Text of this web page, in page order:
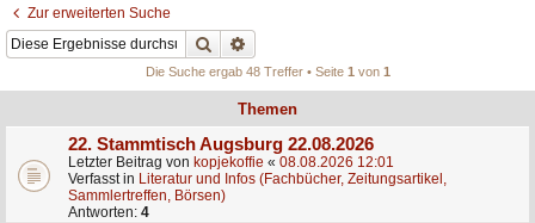
Zur erweiterten Suche
Suche
Die Suche ergab 48 Treffer • Seite 1von 1
Themen
22. Stammtisch Augsburg 22.08.2026
Letzter Beitrag von kopjekoffie « 08.08.2026 12:01
Verfasst in Literatur und Infos (Fachbücher, Zeitungsartikel,
Sammlertreffen, Börsen)
Antworten: 4